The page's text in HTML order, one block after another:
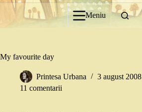
Meniu
My favourite day
Printesa Urbana 3 august 2008
11 comentarii